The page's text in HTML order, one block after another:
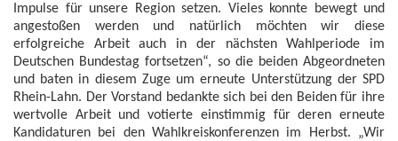
Impulse für unsere Region setzen. Vieles konnte bewegt und
angestoßen werden und natürlich möchten wir diese
erfolgreiche Arbeit auch in der nächsten Wahlperiode im
Deutschen Bundestag fortsetzen“, so die beiden Abgeordneten
und baten in diesem Zuge um erneute Unterstützung der SPD
Rhein-Lahn. Der Vorstand bedankte sich bei den Beiden für ihre
wertvolle Arbeit und votierte einstimmig für deren erneute
Kandidaturen bei den Wahlkreiskonferenzen im Herbst. „Wir